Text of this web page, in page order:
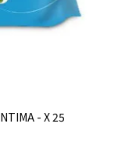
- X 25